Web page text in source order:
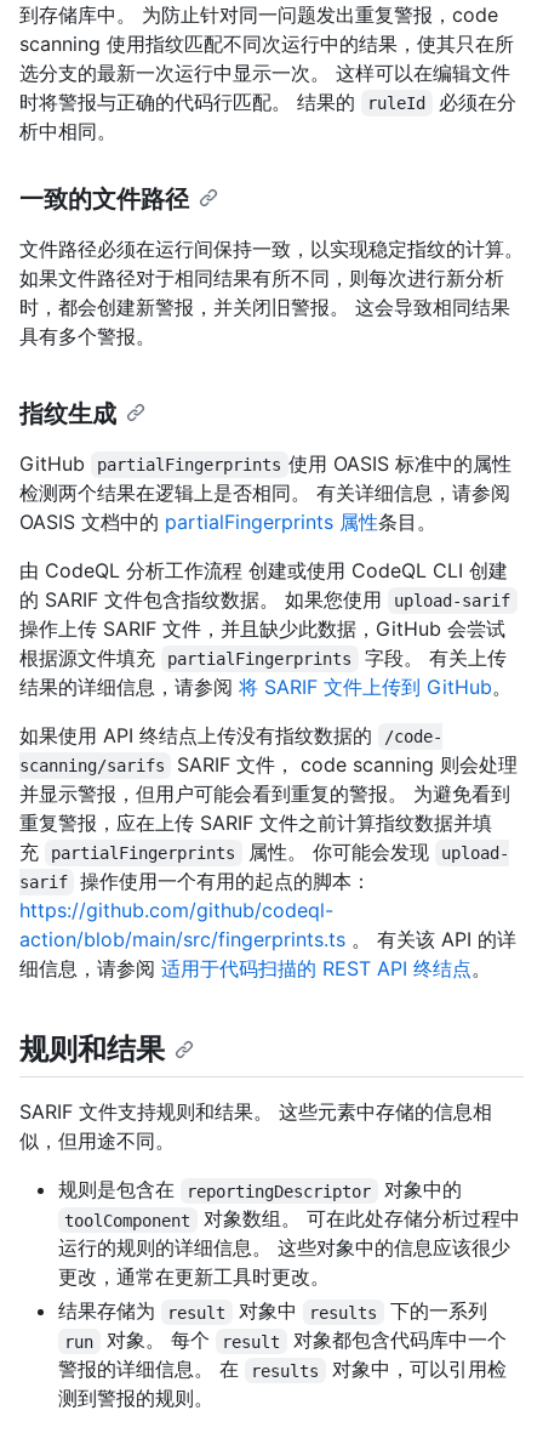
到存储库中。 为防止针对同一问题发出重复警报，code
scanning 使用指纹匹配不同次运行中的结果，使其只在所
选分支的最新一次运行中显示一次。 这样可以在编辑文件
时将警报与正确的代码行匹配。 结果的
ruleId
必须在分
析中相同。
一致的文件路径
文件路径必须在运行间保持一致，以实现稳定指纹的计算。
如果文件路径对于相同结果有所不同，则每次进行新分析
时，都会创建新警报，并关闭旧警报。 这会导致相同结果
具有多个警报。
指纹生成
GitHub partialFingerprints 使用 OASIS 标准中的属性
检测两个结果在逻辑上是否相同。 有关详细信息，请参阅
OASIS 文档中的 partialFingerprints 属性条目。
由 CodeQL 分析工作流程 创建或使用 CodeQL CLI 创建
的 SARIF 文件包含指纹数据。 如果您使用
upload-sarif
操作上传 SARIF 文件，并且缺少此数据，GitHub 会尝试
根据源文件填充
partialFingerprints
字段。 有关上传
结果的详细信息，请参阅 将 SARIF 文件上传到 GitHub。
如果使用 API 终结点上传没有指纹数据的
/code-
scanning/sarifs
SARIF 文件， code scanning 则会处理
并显示警报，但用户可能会看到重复的警报。 为避免看到
重复警报，应在上传 SARIF 文件之前计算指纹数据并填
充
partialFingerprints 属性。 你可能会发现
upload-
sarif
操作使用一个有用的起点的脚本：
https://github.com/github/codeql-
action/blob/main/src/fingerprints.ts 。 有关该 API 的详
细信息，请参阅 适用于代码扫描的 REST API 终结点。
规则和结果
SARIF 文件支持规则和结果。 这些元素中存储的信息相
似，但用途不同。
规则是包含在
reportingDescriptor 对象中的
toolComponent
对象数组。 可在此处存储分析过程中
运行的规则的详细信息。 这些对象中的信息应该很少
更改，通常在更新工具时更改。
结果存储为
result 对象中 results 下的一系列
run 对象。 每个 result
对象都包含代码库中一个
警报的详细信息。 在
results
对象中，可以引用检
测到警报的规则。